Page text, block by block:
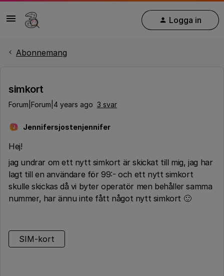
Logga in
Abonnemang
simkort
Forum|Forum|4 years ago 3 svar
J Jennifersjostenjennifer
Hej!
jag undrar om ett nytt simkort är skickat till mig, jag har
lagt till en användare för 99:- och ett nytt simkort
skulle skickas då vi byter operatör men behåller samma
nummer, har ännu inte fått något nytt simkort 🙂
SIM-kort